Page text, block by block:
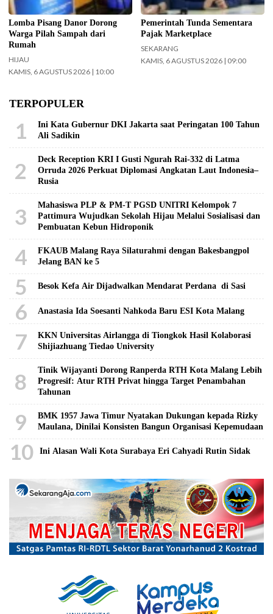
Lomba Pisang Danor Dorong
Warga Pilah Sampah dari
Rumah
HIJAU
KAMIS, 6 AGUSTUS 2026 | 10:00
Pemerintah Tunda Sementara
Pajak Marketplace
SEKARANG
KAMIS, 6 AGUSTUS 2026 | 09:00
TERPOPULER
1
Ini Kata Gubernur DKI Jakarta saat Peringatan 100 Tahun
Ali Sadikin
2
Deck Reception KRI I Gusti Ngurah Rai-332 di Latma
Orruda 2026 Perkuat Diplomasi Angkatan Laut Indonesia–
Rusia
3
Mahasiswa PLP & PM-T PGSD UNITRI Kelompok 7
Pattimura Wujudkan Sekolah Hijau Melalui Sosialisasi dan
Pembuatan Kebun Hidroponik
4
FKAUB Malang Raya Silaturahmi dengan Bakesbangpol
Jelang BAN ke 5
5 Besok Kefa Air Dijadwalkan Mendarat Perdana di Sasi
6 Anastasia Ida Soesanti Nahkoda Baru ESI Kota Malang
7
KKN Universitas Airlangga di Tiongkok Hasil Kolaborasi ​
Shijiazhuang Tiedao University
8
Tinik Wijayanti Dorong Ranperda RTH Kota Malang Lebih
Progresif: Atur RTH Privat hingga Target Penambahan
Tahunan
9
BMK 1957 Jawa Timur Nyatakan Dukungan kepada Rizky
Maulana, Dinilai Konsisten Bangun Organisasi Kepemudaan
10 Ini Alasan Wali Kota Surabaya Eri Cahyadi Rutin Sidak